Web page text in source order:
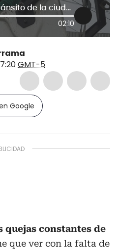
Secretario de Tránsito de la ciudad
02:10
GMT-5
Google
quejas constantes de
que ver con la falta de